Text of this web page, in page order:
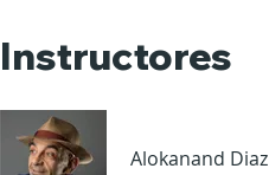
Instructores
Alokanand Diaz